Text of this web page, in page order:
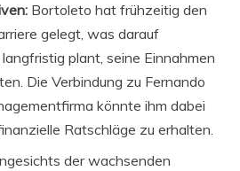
Bortoleto hat frühzeitig den
gelegt, was darauf
plant, seine Einnahmen
Die Verbindung zu Fernando
könnte ihm dabei
Ratschläge zu erhalten.
der wachsenden